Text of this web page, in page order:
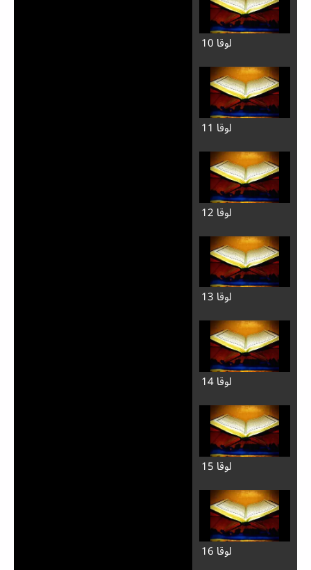
لوقا 10
لوقا 11
لوقا 12
لوقا 13
لوقا 14
لوقا 15
لوقا 16